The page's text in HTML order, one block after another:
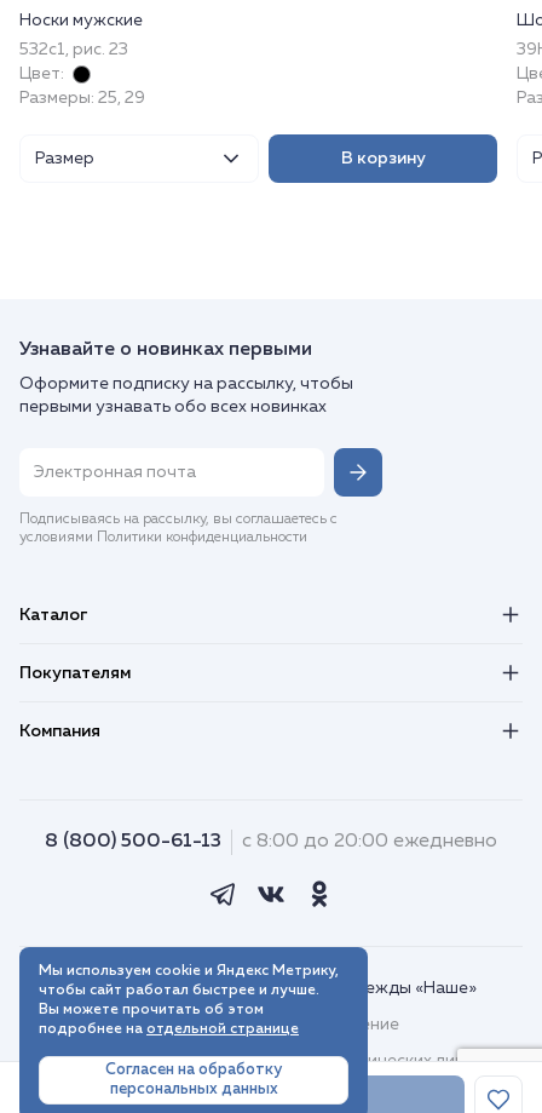
В корзину
Носки мужские
532с1, рис. 23
Цвет:
Размеры: 25, 29
Размер В корзину
Узнавайте о новинках первыми
Оформите подписку на рассылку, чтобы
первыми узнавать обо всех новинках
Подписываясь на рассылку, вы соглашаетесь с
условиями Политики конфиденциальности
Каталог
Покупателям
Компания
8 (800) 500-61-13 с 8:00 до 20:00 ежедневно
© 2018–2026. Интернет-магазин одежды «Наше»
Пользовательское соглашение
Договор присоединения для юридических лиц
Политика обработки персональных данных
Мы используем cookie и Яндекс Метрику,
чтобы сайт работал быстрее и лучше.
Вы можете прочитать об этом
подробнее на отдельной странице
Согласен на обработку
персональных данных